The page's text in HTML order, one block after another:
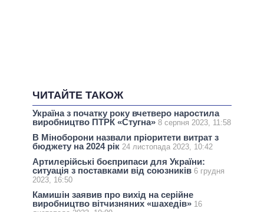
ЧИТАЙТЕ ТАКОЖ
Україна з початку року вчетверо наростила
виробництво ПТРК «Стугна» 8 серпня 2023, 11:58
В Міноборони назвали пріоритети витрат з
бюджету на 2024 рік 24 листопада 2023, 10:42
Артилерійські боєприпаси для України:
ситуація з поставками від союзників 6 грудня
2023, 16:50
Камишін заявив про вихід на серійне
виробництво вітчизняних «шахедів» 16